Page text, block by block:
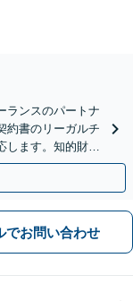
ランスのパートナ
約書のリーガルチ
します。知的財産
室】
でお問い合わせ